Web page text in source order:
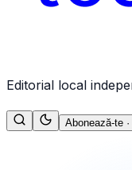
Editorial local
Abonează-te